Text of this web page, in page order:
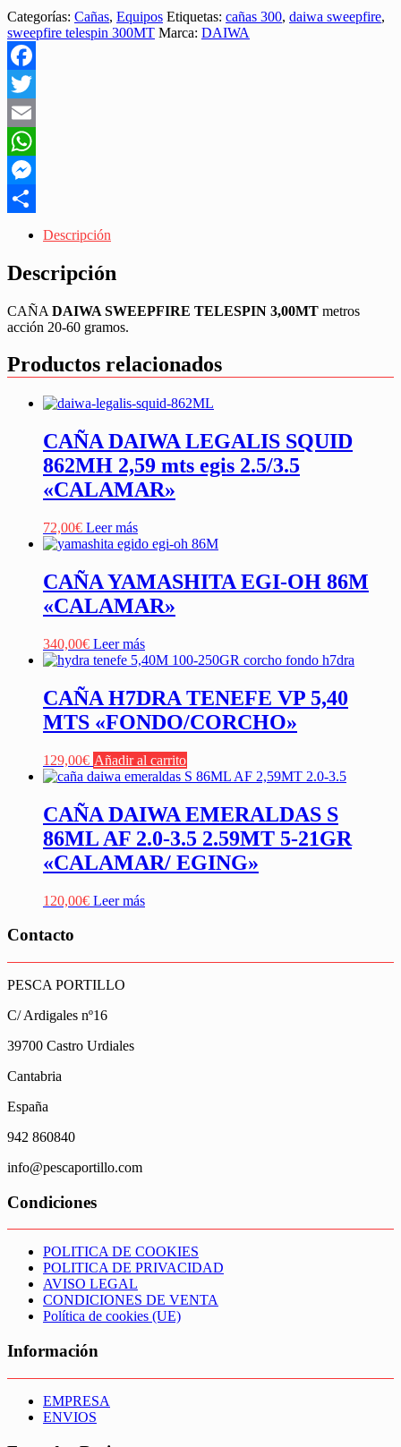
Categorías: Cañas, Equipos Etiquetas: cañas 300, daiwa sweepfire,
sweepfire telespin 300MT Marca: DAIWA
Facebook
Twitter
Email
WhatsApp
Messenger
Descripción
Descripción
CAÑA DAIWA SWEEPFIRE TELESPIN 3,00MT metros
acción 20-60 gramos.
Productos relacionados
CAÑA DAIWA LEGALIS SQUID
862MH 2,59 mts egis 2.5/3.5
«CALAMAR»
72,00€ Leer más
CAÑA YAMASHITA EGI-OH 86M
«CALAMAR»
340,00€ Leer más
CAÑA H7DRA TENEFE VP 5,40
MTS «FONDO/CORCHO»
129,00€ Añadir al carrito
CAÑA DAIWA EMERALDAS S
86ML AF 2.0-3.5 2.59MT 5-21GR
«CALAMAR/ EGING»
120,00€ Leer más
Contacto
PESCA PORTILLO
C/ Ardigales nº16
39700 Castro Urdiales
Cantabria
España
942 860840
info@pescaportillo.com
Condiciones
POLITICA DE COOKIES
POLITICA DE PRIVACIDAD
AVISO LEGAL
CONDICIONES DE VENTA
Política de cookies (UE)
Información
EMPRESA
ENVIOS